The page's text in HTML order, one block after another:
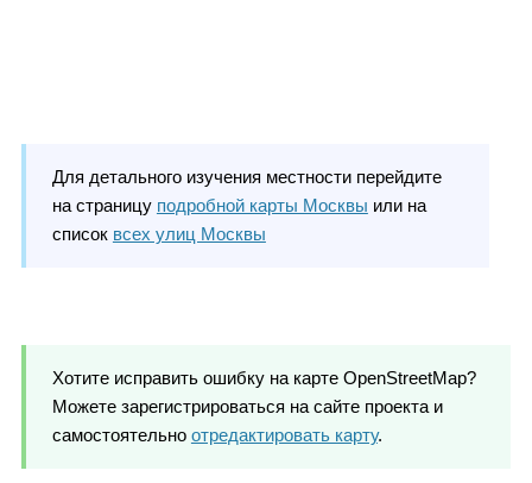
Для детального изучения местности перейдите
на страницу подробной карты Москвы или на
список всех улиц Москвы
Хотите исправить ошибку на карте OpenStreetMap?
Можете зарегистрироваться на сайте проекта и
самостоятельно отредактировать карту.